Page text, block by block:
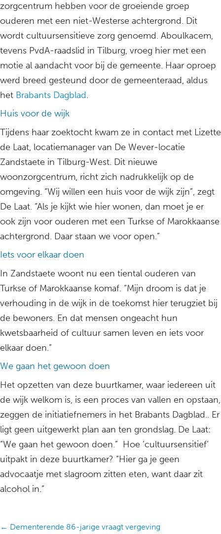
zorgcentrum hebben voor de groeiende groep
ouderen met een niet-Westerse achtergrond. Dit
wordt cultuursensitieve zorg genoemd. Aboulkacem,
tevens PvdA-raadslid in Tilburg, vroeg hier met een
motie al aandacht voor bij de gemeente. Haar oproep
werd breed gesteund door de gemeenteraad, aldus
het Brabants Dagblad.
Huis voor de wijk
Tijdens haar zoektocht kwam ze in contact met Lizette
de Laat, locatiemanager van De Wever-locatie
Zandstaete in Tilburg-West. Dit nieuwe
woonzorgcentrum, richt zich nadrukkelijk op de
omgeving. “Wij willen een huis voor de wijk zijn”, zegt
De Laat. “Als je kijkt wie hier wonen, dan moet je er
ook zijn voor ouderen met een Turkse of Marokkaanse
achtergrond. Daar staan we voor open.”
Iets voor elkaar doen
In Zandstaete woont nu een tiental ouderen van
Turkse of Marokkaanse komaf. “Mijn droom is dat je
verhouding in de wijk in de toekomst hier terugziet bij
de bewoners. En dat mensen ongeacht hun
kwetsbaarheid of cultuur samen leven en iets voor
elkaar doen.”
We gaan het gewoon doen
Het opzetten van deze buurtkamer, waar iedereen uit
de wijk welkom is, is een proces van vallen en opstaan,
zeggen de initiatiefnemers in het Brabants Dagblad.. Er
ligt geen uitgewerkt plan aan ten grondslag. De Laat:
“We gaan het gewoon doen.” Hoe ‘cultuursensitief’
uitpakt in deze buurtkamer? “Hier ga je geen
advocaatje met slagroom zitten eten, want daar zit
alcohol in.”
Posts
← Dementerende 86-jarige vraagt vergeving